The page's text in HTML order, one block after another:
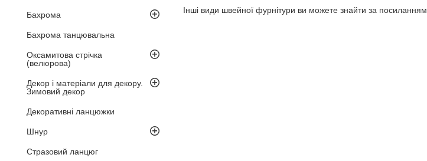
Бахрома
Бахрома танцювальна
Оксамитова стрічка
(велюрова)
Декор і матеріали для декору.
Зимовий декор
Декоративні ланцюжки
Шнур
Стразовий ланцюг
Інші види швейної фурнітури ви можете знайти за посиланням